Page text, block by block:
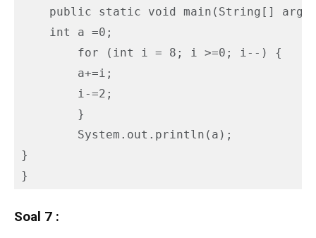
public static void main(String[]
    int a =0;
        for (int i = 8; i >=0; i--) {
        a+=i;
        i-=2;
        }
        System.out.println(a);
}
}
Soal 7 :